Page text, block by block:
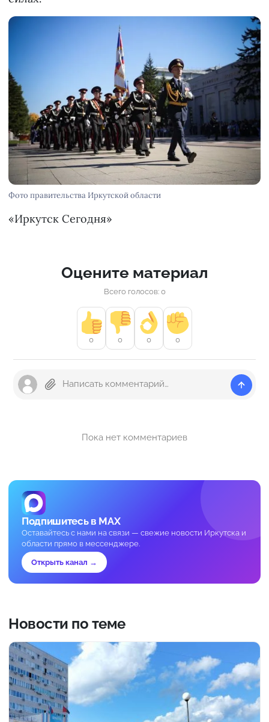
Фото правительства Иркутской области
«Иркутск Сегодня»
Оцените материал
Всего голосов: 0
0 0 0 0
Пока нет комментариев
Подпишитесь в MAX
Оставайтесь с нами на связи — свежие новости Иркутска и
области прямо в мессенджере.
Открыть канал →
Новости по теме